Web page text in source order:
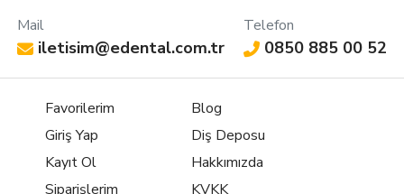
Mail
iletisim@edental.com.tr
Telefon
0850 885 00 52
Favorilerim
Giriş Yap
Kayıt Ol
Siparişlerim
Blog
Diş Deposu
Hakkımızda
KVKK